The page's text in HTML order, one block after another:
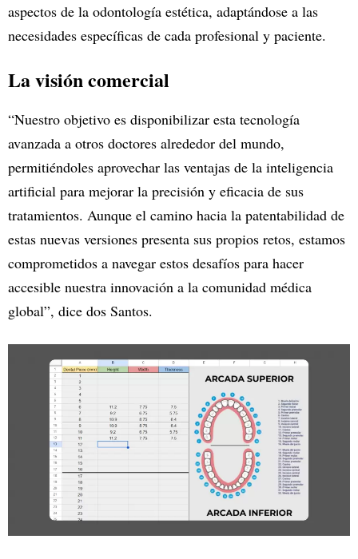
aspectos de la odontología estética, adaptándose a las
necesidades específicas de cada profesional y paciente.
La visión comercial
“Nuestro objetivo es disponibilizar esta tecnología
avanzada a otros doctores alrededor del mundo,
permitiéndoles aprovechar las ventajas de la inteligencia
artificial para mejorar la precisión y eficacia de sus
tratamientos. Aunque el camino hacia la patentabilidad de
estas nuevas versiones presenta sus propios retos, estamos
comprometidos a navegar estos desafíos para hacer
accesible nuestra innovación a la comunidad médica
global”, dice dos Santos.